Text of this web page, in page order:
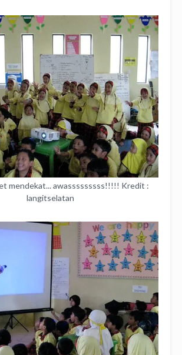
mendekat... awasssssssss!!!!! Kredit :
langitselatan